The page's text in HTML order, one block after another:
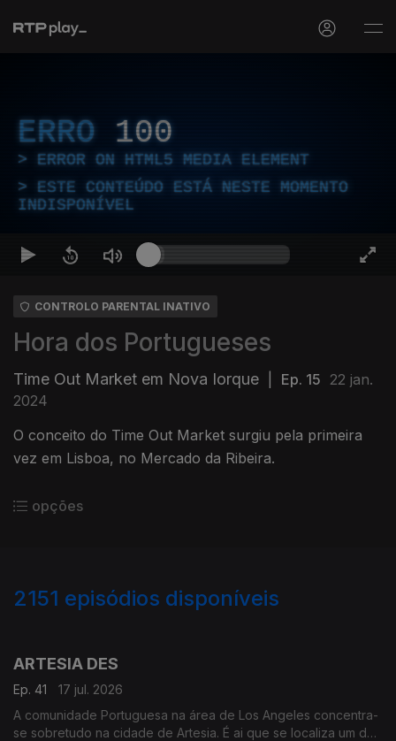
ERRO 100
ERROR ON HTML5 MEDIA ELEMENT
ESTE CONTEÚDO ESTÁ NESTE MOMENTO
INDISPONÍVEL
CONTROLO PARENTAL INATIVO
Hora dos Portugueses
Time Out Market em Nova Iorque Ep. 15 22 jan.
2024
O conceito do Time Out Market surgiu pela primeira
vez em Lisboa, no Mercado da Ribeira.
opções
2151 episódios disponíveis
ARTESIA DES
Ep. 41
17 jul. 2026
A comunidade Portuguesa na área de Los Angeles concentra-
se sobretudo na cidade de Artesia. É ai que se localiza um dos